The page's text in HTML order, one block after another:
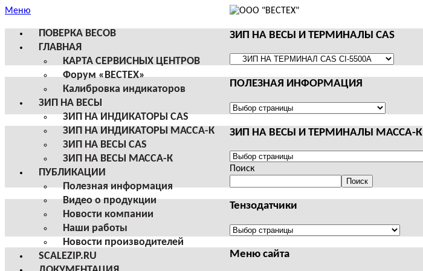
Меню
ПОВЕРКА ВЕСОВ
ГЛАВНАЯ
КАРТА СЕРВИСНЫХ ЦЕНТРОВ
Форум «ВЕСТЕХ»
Калибровка индикаторов
ЗИП НА ВЕСЫ
ЗИП НА ИНДИКАТОРЫ CAS
ЗИП НА ИНДИКАТОРЫ МАССА-К
ЗИП НА ВЕСЫ CAS
ЗИП НА ВЕСЫ МАССА-К
ПУБЛИКАЦИИ
Полезная информация
Видео о продукции
Новости компании
Наши работы
Новости производителей
SCALEZIP.RU
ЗИП НА ВЕСЫ И ТЕРМИНАЛЫ CAS
ЗИП
ВЕСЫ
ТЕРМИНАЛЫ
ПОЛЕЗНАЯ ИНФОРМАЦИЯ
ПОЛЕЗНАЯ
ЗИП НА ВЕСЫ И ТЕРМИНАЛЫ МАССА-К
ЗИП
НА
ТЕРМИНАЛЫ
К
Поиск
Поиск
Тензодатчики
Тензодатчики
Меню сайта